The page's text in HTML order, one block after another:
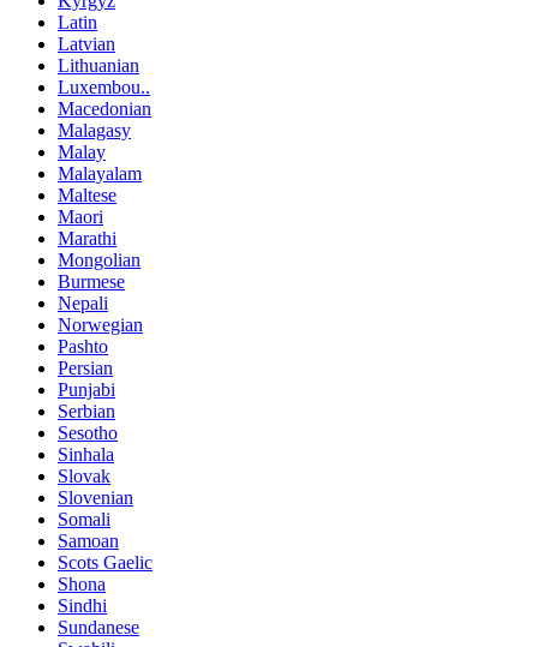
Latin
Latvian
Lithuanian
Luxembou..
Macedonian
Malagasy
Malay
Malayalam
Maltese
Maori
Marathi
Mongolian
Burmese
Nepali
Norwegian
Pashto
Persian
Punjabi
Serbian
Sesotho
Sinhala
Slovak
Slovenian
Somali
Samoan
Scots Gaelic
Shona
Sindhi
Sundanese